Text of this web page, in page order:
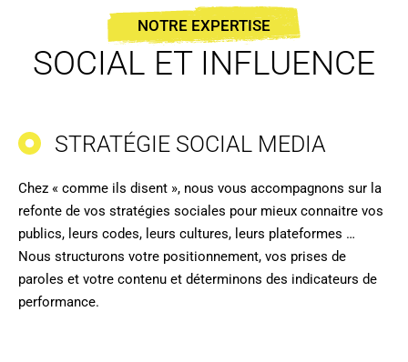
NOTRE EXPERTISE
SOCIAL ET INFLUENCE
STRATÉGIE SOCIAL MEDIA
Chez « comme ils disent », nous vous accompagnons sur la
refonte de vos stratégies sociales pour mieux connaitre vos
publics, leurs codes, leurs cultures, leurs plateformes …
Nous structurons votre positionnement, vos prises de
paroles et votre contenu et déterminons des indicateurs de
performance.